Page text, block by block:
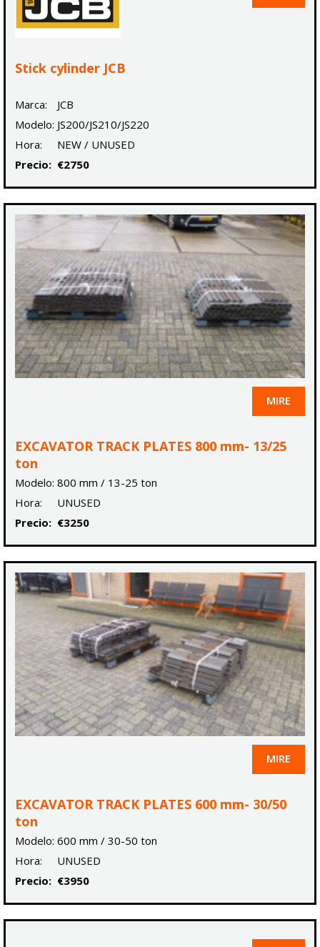
Stick cylinder JCB
Marca:
JCB
Modelo: JS200/JS210/JS220
Hora:
NEW / UNUSED
Precio: €2750
MIRE
EXCAVATOR TRACK PLATES 800 mm- 13/25
ton
Modelo: 800 mm / 13-25 ton
Hora:
UNUSED
Precio: €3250
MIRE
EXCAVATOR TRACK PLATES 600 mm- 30/50
ton
Modelo: 600 mm / 30-50 ton
Hora:
UNUSED
Precio: €3950